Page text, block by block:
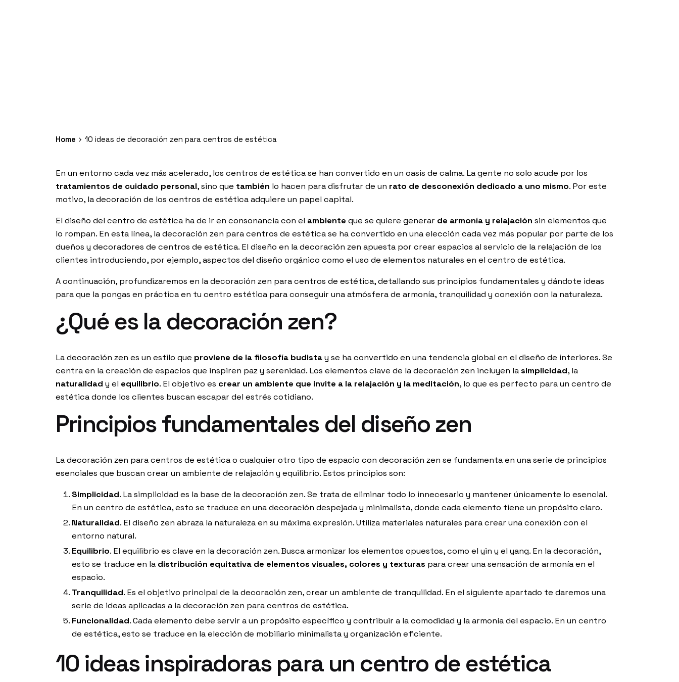
Home 10 ideas de decoración zen para centros de estética
En un entorno cada vez más acelerado, los centros de estética se han convertido en un oasis de calma. La gente no solo acude por los
tratamientos de cuidado personal, sino que también lo hacen para disfrutar de un rato de desconexión dedicado a uno mismo. Por este
motivo, la decoración de los centros de estética adquiere un papel capital.
El diseño del centro de estética ha de ir en consonancia con el ambiente que se quiere generar de armonía y relajación sin elementos que
lo rompan. En esta línea, la decoración zen para centros de estética se ha convertido en una elección cada vez más popular por parte de los
dueños y decoradores de centros de estética. El diseño en la decoración zen apuesta por crear espacios al servicio de la relajación de los
clientes introduciendo, por ejemplo, aspectos del diseño orgánico como el uso de elementos naturales en el centro de estética.
A continuación, profundizaremos en la decoración zen para centros de estética, detallando sus principios fundamentales y dándote ideas
para que la pongas en práctica en tu centro estética para conseguir una atmósfera de armonía, tranquilidad y conexión con la naturaleza.
¿Qué es la decoración zen?
La decoración zen es un estilo que proviene de la filosofía budistay se ha convertido en una tendencia global en el diseño de interiores. Se
centra en la creación de espacios que inspiren paz y serenidad. Los elementos clave de la decoración zen incluyen lasimplicidad, la
naturalidad y el equilibrio. El objetivo es crear un ambiente que invite a la relajación y la meditación, lo que es perfecto para un centro de
estética donde los clientes buscan escapar del estrés cotidiano.
Principios fundamentales del diseño zen
La decoración zen para centros de estética o cualquier otro tipo de espacio con decoración zen se fundamenta en una serie de principios
esenciales que buscan crear un ambiente de relajación y equilibrio. Estos principios son:
Simplicidad. La simplicidad es la base de la decoración zen. Se trata de eliminar todo lo innecesario y mantener únicamente lo esencial.
En un centro de estética, esto se traduce en una decoración despejada y minimalista, donde cada elemento tiene un propósito claro.
Naturalidad. El diseño zen abraza la naturaleza en su máxima expresión. Utiliza materiales naturales para crear una conexión con el
entorno natural.
Equilibrio. El equilibrio es clave en la decoración zen. Busca armonizar los elementos opuestos, como el yin y el yang. En la decoración,
esto se traduce en la distribución equitativa de elementos visuales, colores y texturas para crear una sensación de armonía en el
espacio.
Tranquilidad. Es el objetivo principal de la decoración zen, crear un ambiente de tranquilidad. En el siguiente apartado te daremos una
serie de ideas aplicadas a la decoración zen para centros de estética.
Funcionalidad. Cada elemento debe servir a un propósito específico y contribuir a la comodidad y la armonía del espacio. En un centro
de estética, esto se traduce en la elección de mobiliario minimalista y organización eficiente.
10 ideas inspiradoras para un centro de estética